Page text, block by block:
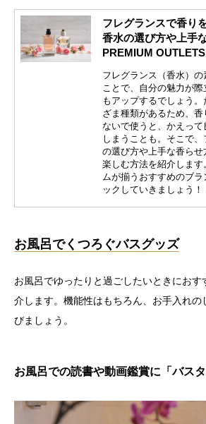
フレグランスで香り
香水の選び方や上手
PREMIUM
フレグランス（香水）
ことで、自分の魅力が
もアップするでしょう
ざま種類があるため、
ないで使うと、かえっ
しまうことも。そこで、
の選び方や上手な香ら
楽しむ方法を紹介しま
ムが揃うおすすめのブ
ックしていきましょう！
お風呂でくつろぐバスグッズ
お風呂でゆったりと過ごしたいときにおす
介します。機能性はもちろん、お手入れの
びましょう。
お風呂での読書や動画鑑賞に「バスタ